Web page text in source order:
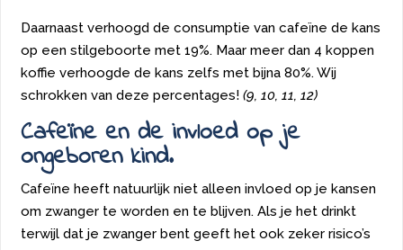
Daarnaast verhoogd de consumptie van cafeïne de kans
op een stilgeboorte met 19%. Maar meer dan 4 koppen
koffie verhoogde de kans zelfs met bijna 80%. Wij
schrokken van deze percentages!(9, 10, 11, 12)
Cafeïne en de invloed op je
ongeboren kind.
Cafeïne heeft natuurlijk niet alleen invloed op je kansen
om zwanger te worden en te blijven. Als je het drinkt
terwijl dat je zwanger bent geeft het ook zeker risico’s